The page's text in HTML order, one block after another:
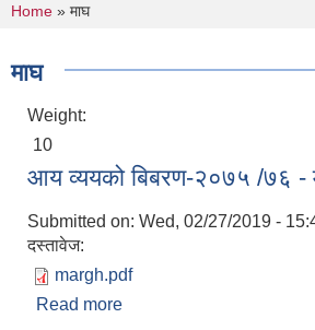
You are here
Home » माघ
माघ
Weight:
10
आय व्ययको बिबरण-२०७५ /७६ -
Submitted on: Wed, 02/27/2019 -
दस्तावेज:
margh.pdf
Read more